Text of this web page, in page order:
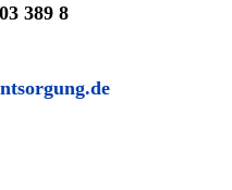
389 8